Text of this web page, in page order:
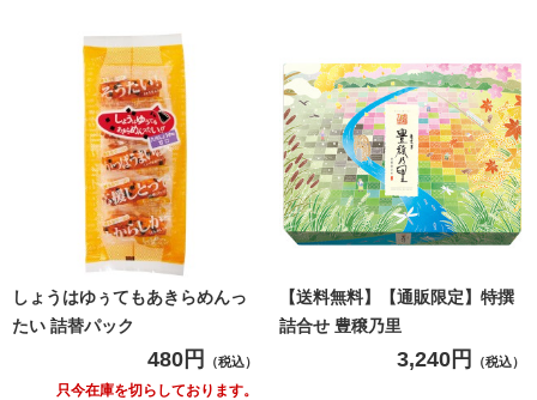
しょうはゆぅてもあきらめんっ
たい 詰替パック
480円 （税込）
只今在庫を切らしております。
【送料無料】【通販限定】特撰
詰合せ 豊穣乃里
3,240円 （税込）